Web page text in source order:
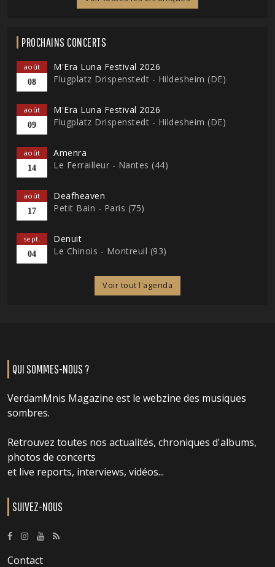
PROCHAINS CONCERTS
août
08
M'Era Luna Festival 2026
Flugplatz Drispenstedt - Hildesheim (DE)
août
09
M'Era Luna Festival 2026
Flugplatz Drispenstedt - Hildesheim (DE)
août
14
Amenra
Le Ferrailleur - Nantes (44)
août
17
Deafheaven
Petit Bain - Paris (75)
sept.
04
Denuit
Le Chinois - Montreuil (93)
Voir tout l'agenda
QUI SOMMES-NOUS ?
VerdamMnis Magazine est le webzine des musiques
sombres.
Retrouvez toutes nos actualités, chroniques d'albums,
photos de concerts
et live reports, interviews, vidéos...
SUIVEZ-NOUS
Contact